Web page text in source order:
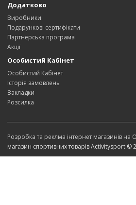
Додатково
Виробники
Подарункові сертифікати
Партнерська програма
Акції
Особистий Кабінет
Особистий Кабінет
Історія замовлень
Закладки
Розсилка
Розробка та реклма інтернет магазинів на
магазин спортивних товарів Activitysport ©